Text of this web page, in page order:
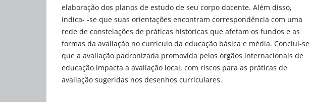
elaboração dos planos de estudo de seu corpo docente. Além disso,
indica- -se que suas orientações encontram correspondência com uma
rede de constelações de práticas históricas que afetam os fundos e as
formas da avaliação no currículo da educação básica e média. Conclui-se
que a avaliação padronizada promovida pelos órgãos internacionais de
educação impacta a avaliação local, com riscos para as práticas de
avaliação sugeridas nos desenhos curriculares.